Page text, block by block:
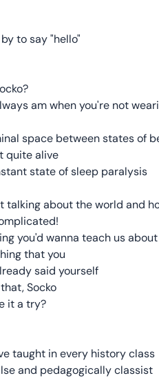
to say "hello"
am when you're not
space between states of
quite alive
state of sleep paralysis
talking about the world and
you'd wanna teach us
that you
said yourself
Socko
it a try?
taught in every history class
and pedagogically classist